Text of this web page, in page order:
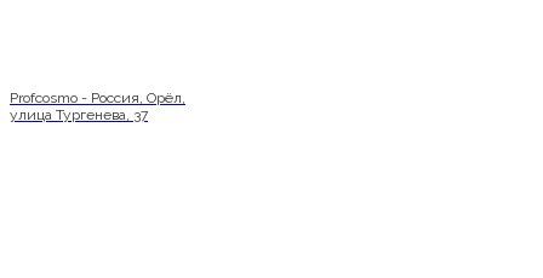
Profcosmo - Россия, Орёл,
улица Тургенева, 37